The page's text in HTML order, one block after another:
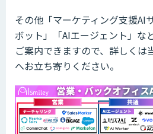
その他「マーケティング支援AI
ボット」「AIエージェント」な
ご案内できますので、詳しくは
へお立ち寄りください。